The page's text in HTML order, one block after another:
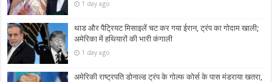
1 day ago
थाड और पैट्रियट मिसाइलें चट कर गया ईरान, ट्रंप का गोदाम खाली;
अमेरिका में हथियारों की भारी कंगाली
1 day ago
अमेरिकी राष्ट्रपति डोनाल्ड ट्रंप के गोल्फ कोर्स के पास मंडराया खतरा,